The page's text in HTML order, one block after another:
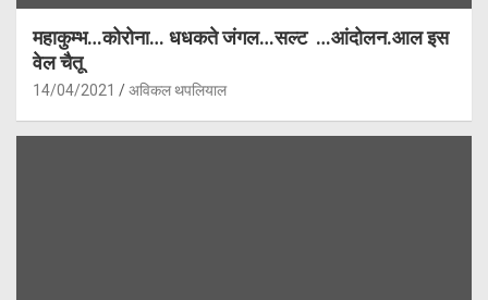
महाकुम्भ…कोरोना… धधकते जंगल…सल्ट …आंदोलन.आल इस
वेल चैतू
14/04/2021 अविकल थपलियाल